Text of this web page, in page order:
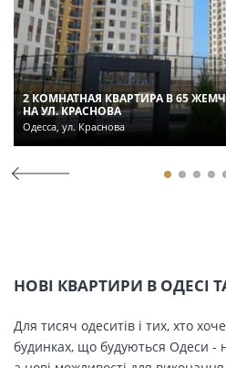
2 КОМНАТНАЯ КВАРТИРА В 65
НА УЛ. КРАСНОВА
Одесса, ул. Краснова
НОВІ КВАРТИРИ В ОДЕСІ
Для тисяч одеситів і тих, хто
будинках, що будуються Одеси -